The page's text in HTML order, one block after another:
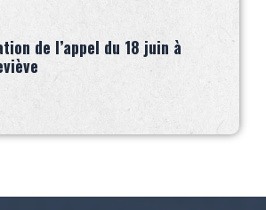
de l’appel du 18 juin à